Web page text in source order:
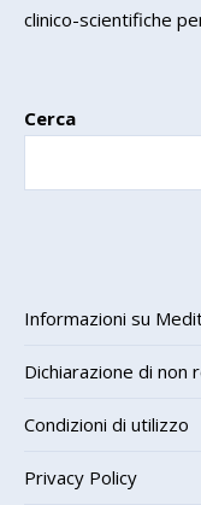
clinico-scientifiche
Cerca
Informazioni su
Dichiarazione di non
Condizioni di utilizzo
Privacy Policy